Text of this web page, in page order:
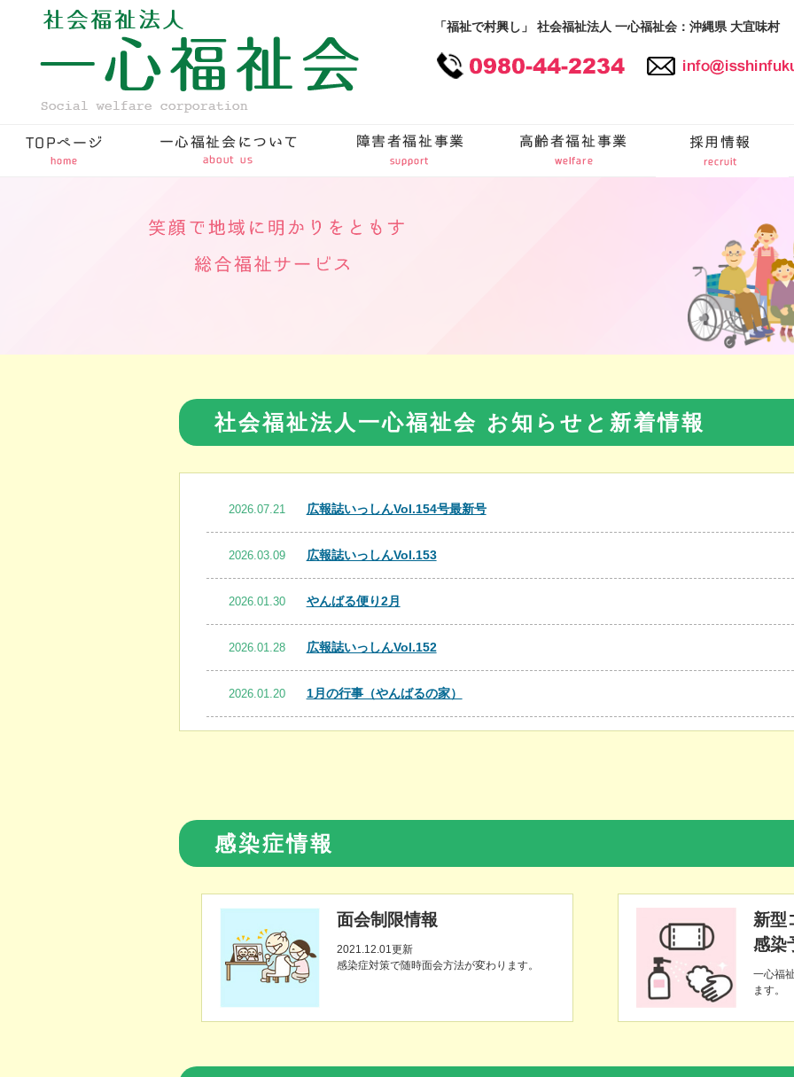
「福祉で村興し」 社会福祉法人 一心福祉会：沖縄県 大宜味村
社会福祉法人一心福祉会 お知らせと新着情報
2026.07.21 広報誌いっしんVol.154号最新号
2026.03.09 広報誌いっしんVol.153
2026.01.30 やんばる便り2月
2026.01.28 広報誌いっしんVol.152
2026.01.20 1月の行事（やんばるの家）
感染症情報
面会制限情報
2021.12.01更新
感染症対策で随時面会方法が変わります。
新型
感染
一心福
ます。